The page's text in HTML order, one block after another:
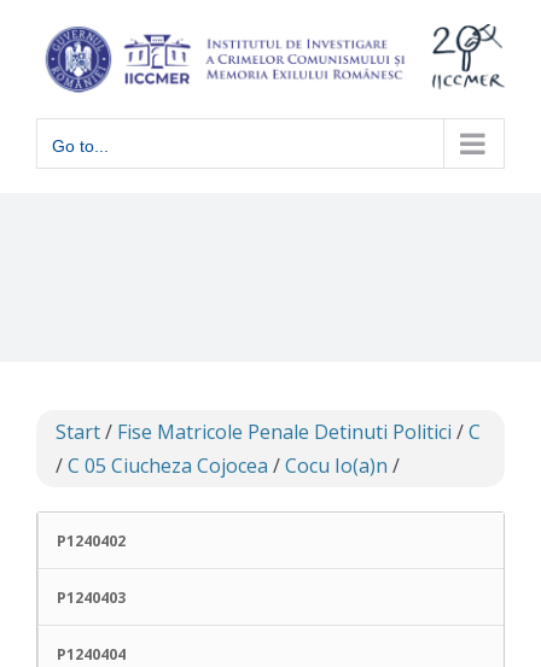
content
Go to...
Start/ Fise Matricole Penale Detinuti Politici /C
/C 05 Ciucheza Cojocea /Cocu Io(a)n /
P1240402
P1240403
P1240404